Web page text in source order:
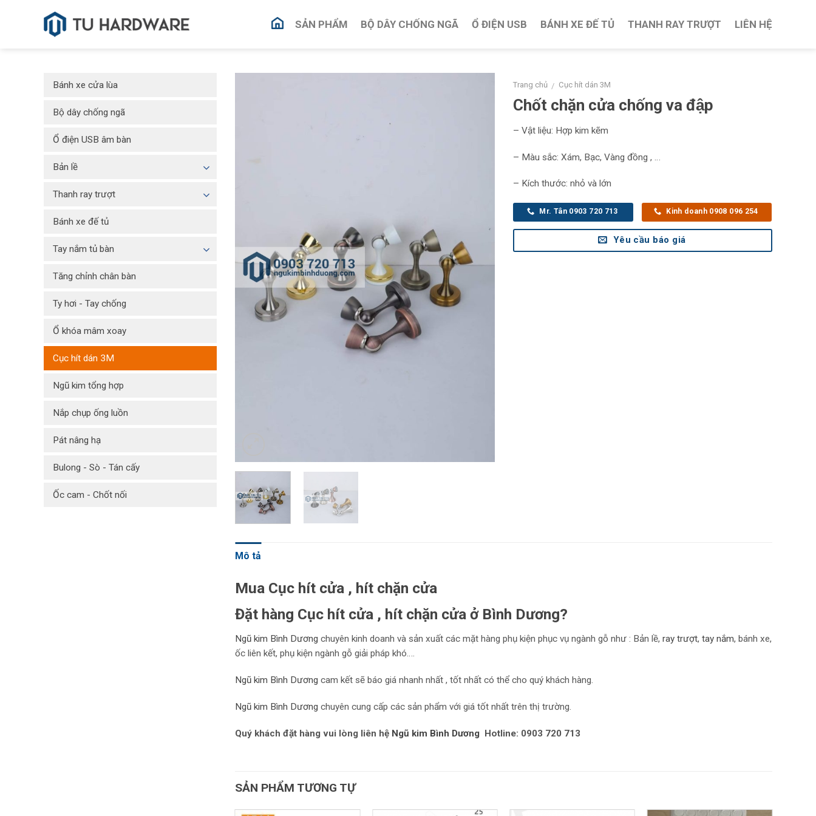
SẢN PHẨM BỘ DÂY CHỐNG NGÃ Ổ ĐIỆN USB BÁNH XE ĐẾ TỦ THANH RAY TRƯỢT LIÊN HỆ
Trang chủ / Cục hít dán 3M
Chốt chặn cửa chống va đập
– Vật liệu: Hợp kim kẽm
– Màu sắc: Xám, Bạc, Vàng đồng , …
– Kích thước: nhỏ và lớn
Mr. Tân 0903 720 713 Kinh doanh 0908 096 254
Yêu cầu báo giá
Mô tả
Mua Cục hít cửa , hít chặn cửa
Đặt hàng Cục hít cửa , hít chặn cửa ở Bình Dương?
Ngũ kim Bình Dương chuyên kinh doanh và sản xuất các mặt hàng phụ kiện phục vụ ngành gỗ như : Bản lề, ray trượt, tay nắm, bánh xe,
ốc liên kết, phụ kiện ngành gỗ giải pháp khó….
Ngũ kim Bình Dương cam kết sẽ báo giá nhanh nhất , tốt nhất có thể cho quý khách hàng.
Ngũ kim Bình Dương chuyên cung cấp các sản phẩm với giá tốt nhất trên thị trường.
Quý khách đặt hàng vui lòng liên hệ Ngũ kim Bình Dương Hotline: 0903 720 713
SẢN PHẨM TƯƠNG TỰ
Bánh xe cửa lùa
Bộ dây chống ngã
Ổ điện USB âm bàn
Bản lề
Thanh ray trượt
Bánh xe đế tủ
Tay nắm tủ bàn
Tăng chỉnh chân bàn
Ty hơi - Tay chống
Ổ khóa mâm xoay
Cục hít dán 3M
Ngũ kim tổng hợp
Nắp chụp ống luồn
Pát nâng hạ
Bulong - Sò - Tán cấy
Ốc cam - Chốt nối